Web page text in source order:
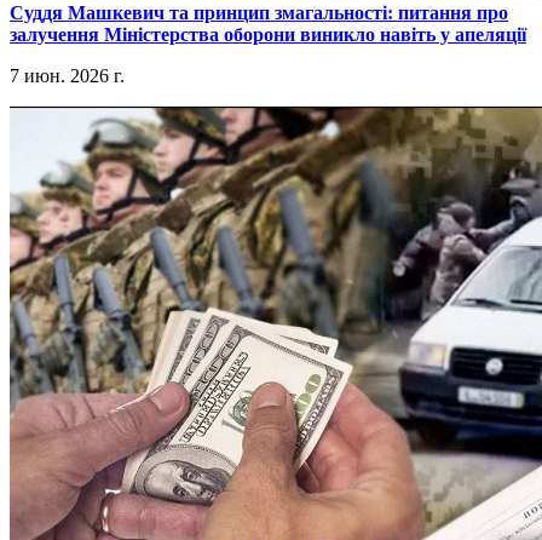
​Суддя Машкевич та принцип змагальності: питання про
залучення Міністерства оборони виникло навіть у апеляції
7 июн. 2026 г.